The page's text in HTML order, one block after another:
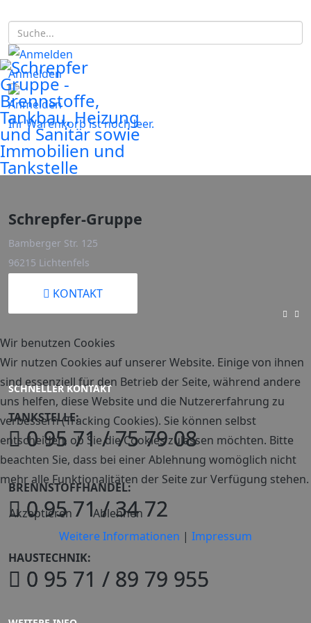
Anmelden
Ihr Warenkorb ist noch leer.
Schrepfer-Gruppe
Bamberger Str. 125
96215 Lichtenfels
KONTAKT
SCHNELLER KONTAKT
TANKSTELLE:
0 95 71 / 75 79 08
BRENNSTOFFHANDEL:
0 95 71 / 34 72
HAUSTECHNIK:
0 95 71 / 89 79 955
Wir benutzen Cookies
Wir nutzen Cookies auf unserer Website. Einige von ihnen
sind essenziell für den Betrieb der Seite, während andere
uns helfen, diese Website und die Nutzererfahrung zu
verbessern (Tracking Cookies). Sie können selbst
entscheiden, ob Sie die Cookies zulassen möchten. Bitte
beachten Sie, dass bei einer Ablehnung womöglich nicht
mehr alle Funktionalitäten der Seite zur Verfügung stehen.
Akzeptieren
Ablehnen
Weitere Informationen | Impressum